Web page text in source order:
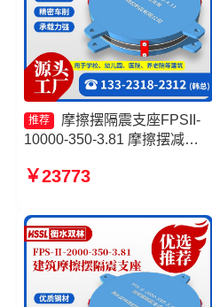
推荐
摩擦摆隔震支座FPSII-
10000-350-3.81 摩擦摆减隔
厂 摩擦摆隔震支座厂家 摩擦
￥23773